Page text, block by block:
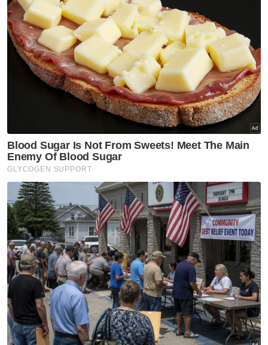
Khairy Jamaluddin
KPN
Razarudin Husain
Artikel Disyorkan
Semasa
Pelajar kolej didakwa bunuh
bayi berdepan hukuman mati,
teman lelaki dibebaskan
Semasa
Maut renjatan elektrik: Tiga
anggota polis mahu alih galah,
hilang keseimbangan
Semasa
Ismail Sabri dimasukkan ke IJN,